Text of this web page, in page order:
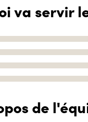
va servir
de